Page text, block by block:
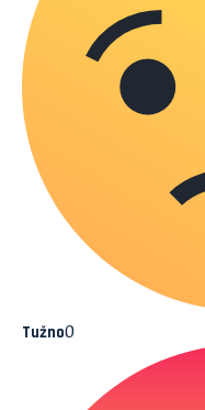
Tužno0